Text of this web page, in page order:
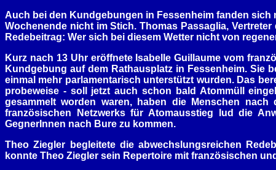
Auch bei den Kundgebungen in Fessenheim fanden
Wochenende nicht im Stich. Thomas Passaglia,
Redebeitrag: Wer sich bei diesem Wetter nicht von
Kurz nach 13 Uhr eröffnete Isabelle Guillaume vom
Kundgebung auf dem Rathausplatz in Fessenheim. Sie
einmal mehr parlamentarisch unterstützt wurden. Das
probeweise - soll jetzt auch schon bald Atommüll
gesammelt worden waren, haben die Menschen
französischen Netzwerks für Atomausstieg lud die
GegnerInnen nach Bure zu kommen.
Theo Ziegler begleitete die abwechslungsreichen
konnte Theo Ziegler sein Repertoire mit französischen